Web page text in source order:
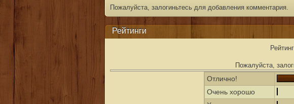
Пожалуйста, залогиньтесь для добавления комментария.
Рейтинги
Пожалуйста,
Отлично!
Очень хорошо